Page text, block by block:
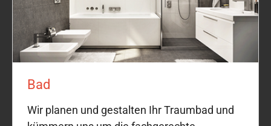
Bad
Wir planen und gestalten Ihr Traumbad und